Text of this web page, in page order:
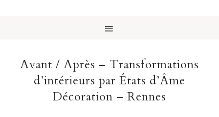
Avant / Après – Transformations
d’intérieurs par États d’Âme
Décoration – Rennes